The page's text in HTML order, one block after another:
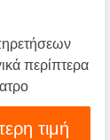
περίπτερα
τιμή